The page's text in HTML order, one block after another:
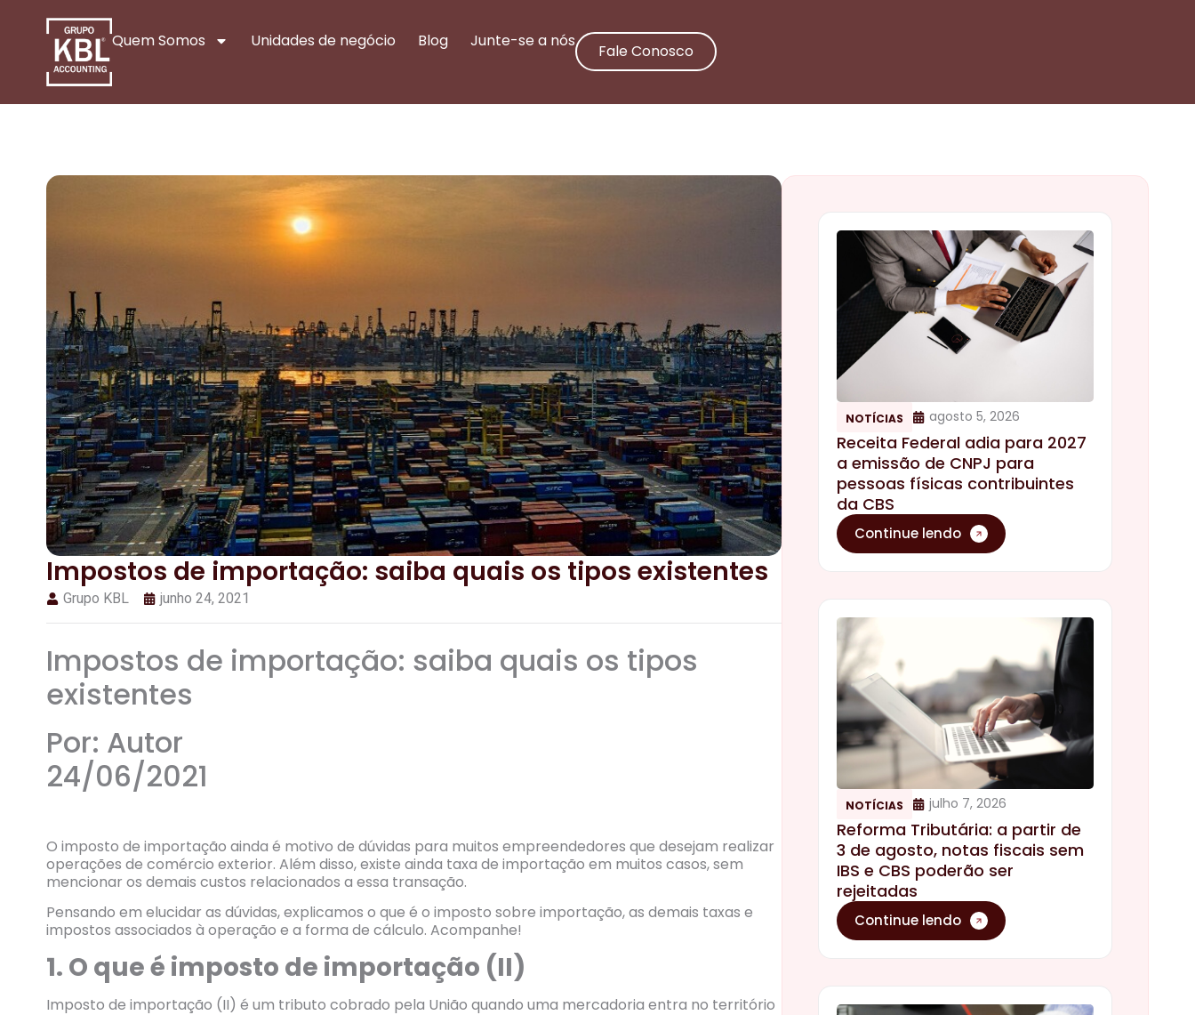
Quem Somos Unidades de negócio Blog Junte-se a nós
Fale Conosco
NOTÍCIAS agosto 5, 2026
Receita Federal adia para 2027
a emissão de CNPJ para
pessoas físicas contribuintes
da CBS
Continue lendo
NOTÍCIAS julho 7, 2026
Reforma Tributária: a partir de
3 de agosto, notas fiscais sem
IBS e CBS poderão ser
rejeitadas
Continue lendo
Impostos de importação: saiba quais os tipos existentes
Grupo KBL junho 24, 2021
Impostos de importação: saiba quais os tipos
existentes
Por: Autor
24/06/2021
O imposto de importação ainda é motivo de dúvidas para muitos empreendedores que desejam realizar
operações de comércio exterior. Além disso, existe ainda taxa de importação em muitos casos, sem
mencionar os demais custos relacionados a essa transação.
Pensando em elucidar as dúvidas, explicamos o que é o imposto sobre importação, as demais taxas e
impostos associados à operação e a forma de cálculo. Acompanhe!
1. O que é imposto de importação (II)
Imposto de importação (II) é um tributo cobrado pela União quando uma mercadoria entra no território